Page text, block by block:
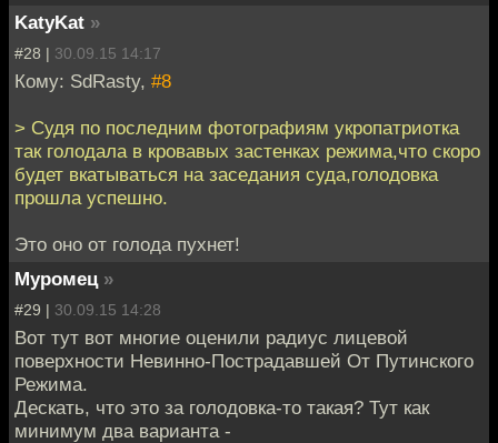
KatyKat »
#28 | 30.09.15 14:17
Кому: SdRasty, #8
> Судя по последним фотографиям укропатриотка
так голодала в кровавых застенках режима,что скоро
будет вкатываться на заседания суда,голодовка
прошла успешно.
Это оно от голода пухнет!
Муромец »
#29 | 30.09.15 14:28
Вот тут вот многие оценили радиус лицевой
поверхности Невинно-Пострадавшей От Путинского
Режима.
Дескать, что это за голодовка-то такая? Тут как
минимум два варианта -